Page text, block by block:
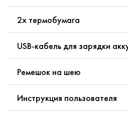
2х термобумага
USB-кабель для зарядки
Ремешок на шею
Инструкция пользователя